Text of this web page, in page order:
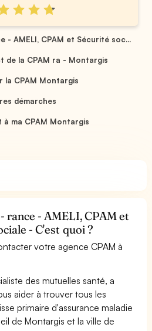
- AMELI, CPAM et Sécurité soc...
la CPAM ra - Montargis
la CPAM Montargis
démarches
ma CPAM Montargis
rance - AMELI, CPAM et
- C'est quoi ?
votre agence CPAM à
des mutuelles santé, a
aider à trouver tous les
primaire d'assurance maladie
de Montargis et la ville de